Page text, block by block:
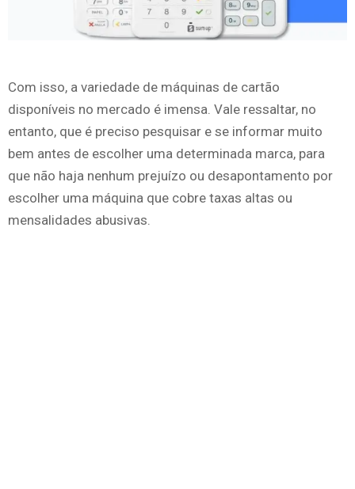
Com isso, a variedade de máquinas de cartão
disponíveis no mercado é imensa. Vale ressaltar, no
entanto, que é preciso pesquisar e se informar muito
bem antes de escolher uma determinada marca, para
que não haja nenhum prejuízo ou desapontamento por
escolher uma máquina que cobre taxas altas ou
mensalidades abusivas.